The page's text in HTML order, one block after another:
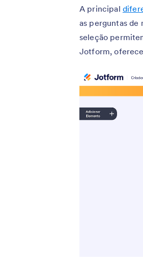
A principal
as perguntas de
seleção
Jotform,